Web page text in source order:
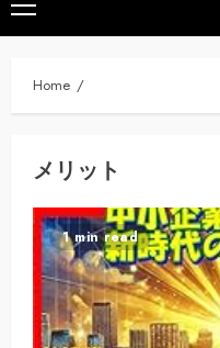
Primary
Menu
Home
メリット
1 min read